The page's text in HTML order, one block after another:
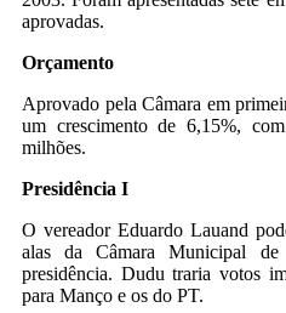
aprovadas.
Orçamento
Aprovado pela Câmara em
um crescimento de 6,15%,
milhões.
Presidência I
O vereador Eduardo Lauand
alas da Câmara Municipal de
presidência. Dudu traria votos
para Manço e os do PT.